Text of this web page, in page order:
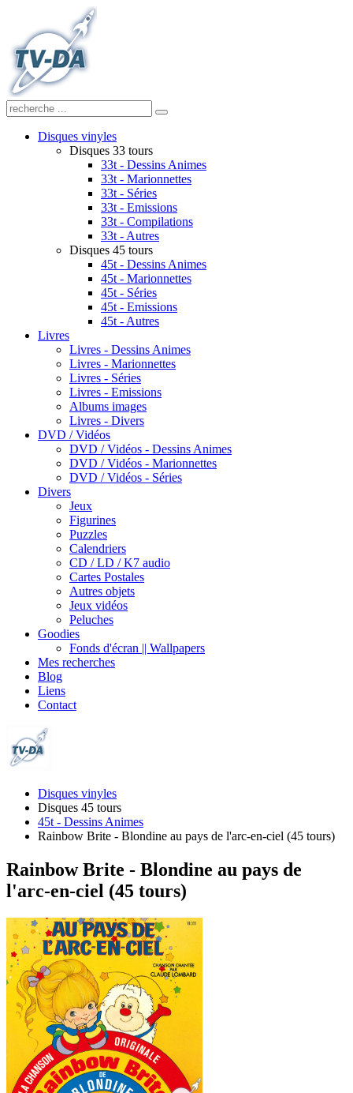
Disques vinyles
Disques 33 tours
33t - Dessins Animes
33t - Marionnettes
33t - Séries
33t - Emissions
33t - Compilations
33t - Autres
Disques 45 tours
45t - Dessins Animes
45t - Marionnettes
45t - Séries
45t - Emissions
45t - Autres
Livres
Livres - Dessins Animes
Livres - Marionnettes
Livres - Séries
Livres - Emissions
Albums images
Livres - Divers
DVD / Vidéos
DVD / Vidéos - Dessins Animes
DVD / Vidéos - Marionnettes
DVD / Vidéos - Séries
Divers
Jeux
Figurines
Puzzles
Calendriers
CD / LD / K7 audio
Cartes Postales
Autres objets
Jeux vidéos
Peluches
Goodies
Fonds d'écran || Wallpapers
Mes recherches
Blog
Liens
Contact
Disques vinyles
Disques 45 tours
45t - Dessins Animes
Rainbow Brite - Blondine au pays de l'arc-en-ciel (45 tours)
Rainbow Brite - Blondine au pays de
l'arc-en-ciel (45 tours)